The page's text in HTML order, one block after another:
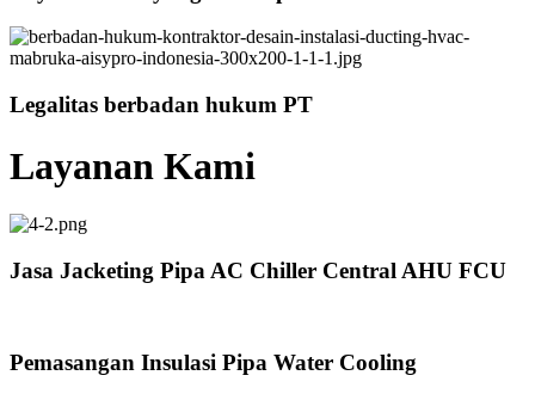
Legalitas berbadan hukum PT
Layanan Kami
Jasa Jacketing Pipa AC Chiller Central AHU FCU
Pemasangan Insulasi Pipa Water Cooling